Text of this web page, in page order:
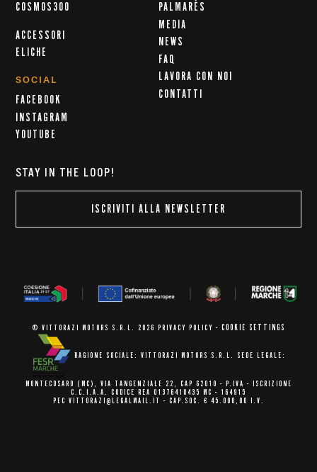
COSMOS300
ACCESSORI
ELICHE
SOCIAL
FACEBOOK
INSTAGRAM
YOUTUBE
PALMARÈS
MEDIA
NEWS
FAQ
LAVORA CON NOI
CONTATTI
STAY IN THE LOOP!
ISCRIVITI ALLA NEWSLETTER
© VITTORAZI MOTORS S.R.L. 2026 PRIVACY POLICY - COOKIE SETTINGS
RAGIONE SOCIALE: VITTORAZI MOTORS S.R.L. SEDE LEGALE:
MONTECOSARO (MC), VIA TANGENZIALE 22, CAP 62010 - P.IVA - ISCRIZIONE
C.C.I.A.A. CODICE REA 01376410435 MC - 164915
PEC VITTORAZI@LEGALMAIL.IT - CAP.SOC. € 45.000,00 I.V.